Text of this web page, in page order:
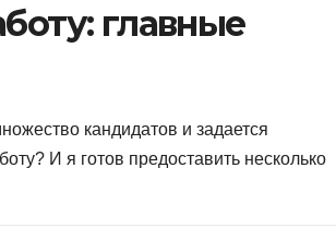
главные
кандидатов и задается
И я готов предоставить несколько